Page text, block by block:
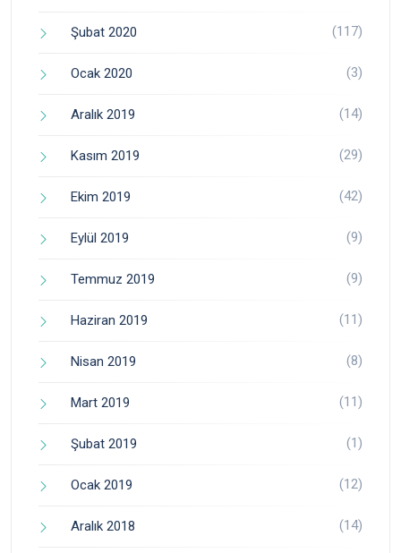
Şubat 2020 (117)
Ocak 2020 (3)
Aralık 2019 (14)
Kasım 2019 (29)
Ekim 2019 (42)
Eylül 2019 (9)
Temmuz 2019 (9)
Haziran 2019 (11)
Nisan 2019 (8)
Mart 2019 (11)
Şubat 2019 (1)
Ocak 2019 (12)
Aralık 2018 (14)